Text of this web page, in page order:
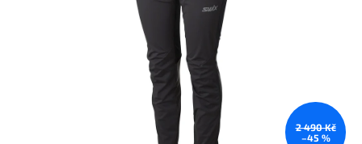
2 490 Kč
–45 %